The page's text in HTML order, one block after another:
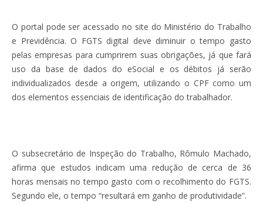
O portal pode ser acessado no site do Ministério do Trabalho
e Previdência. O FGTS digital deve diminuir o tempo gasto
pelas empresas para cumprirem suas obrigações, já que fará
uso da base de dados do eSocial e os débitos já serão
individualizados desde a origem, utilizando o CPF como um
dos elementos essenciais de identificação do trabalhador.
O subsecretário de Inspeção do Trabalho, Rômulo Machado,
afirma que estudos indicam uma redução de cerca de 36
horas mensais no tempo gasto com o recolhimento do FGTS.
Segundo ele, o tempo “resultará em ganho de produtividade”.